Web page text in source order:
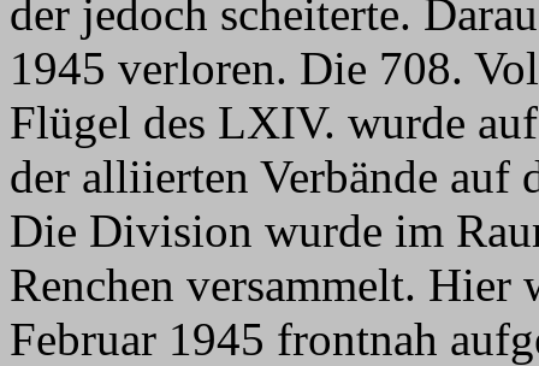
der jedoch scheiterte.
1945 verloren. Die 708.
Flügel des LXIV. wurde
der alliierten Verbände auf
Die Division wurde im
Renchen versammelt.
Februar 1945 frontnah